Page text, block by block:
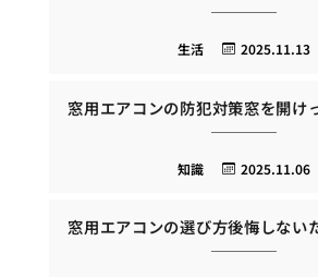
2025.11.13
生活
窓用エアコンの防犯対策窓を開け
2025.11.06
知識
窓用エアコンの選び方後悔しない